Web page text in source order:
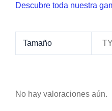
Descubre toda nuestra
Tamaño
No hay valoraciones aún.